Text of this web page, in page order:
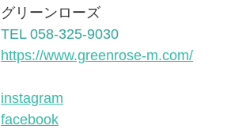
グリーンローズ
TEL 058-325-9030
https://www.greenrose-m.com/
instagram
facebook